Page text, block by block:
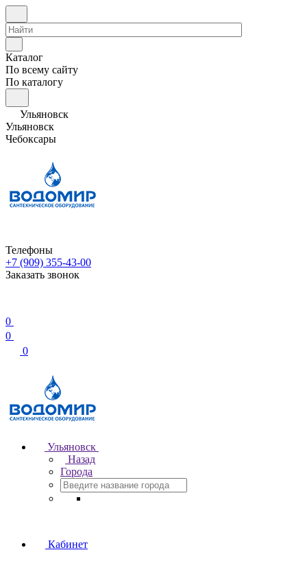
Каталог
По всему сайту
По каталогу
Ульяновск
Ульяновск
Чебоксары
Телефоны
+7 (909) 355-43-00
Заказать звонок
0
0
0
Ульяновск
Назад
Города
Кабинет